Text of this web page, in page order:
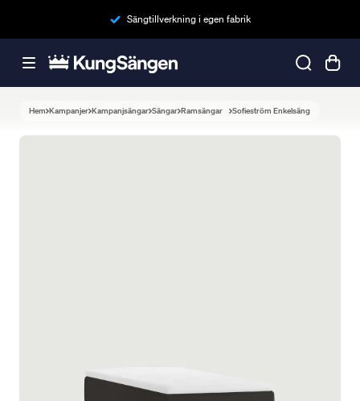
Sängtillverkning i egen fabrik
Hem Kampanjer Kampanjsängar Sängar Ramsängar Sofieström Enkelsäng